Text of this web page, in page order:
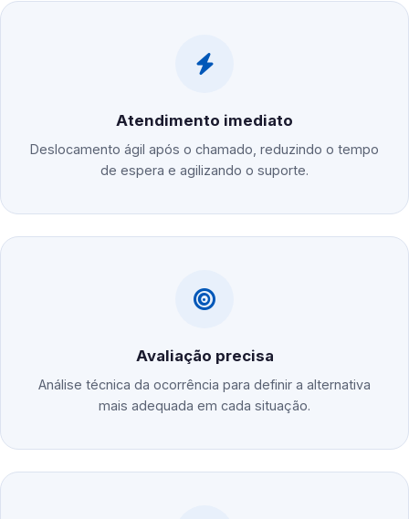
Atendimento imediato
Deslocamento ágil após o chamado, reduzindo o tempo
de espera e agilizando o suporte.
Avaliação precisa
Análise técnica da ocorrência para definir a alternativa
mais adequada em cada situação.